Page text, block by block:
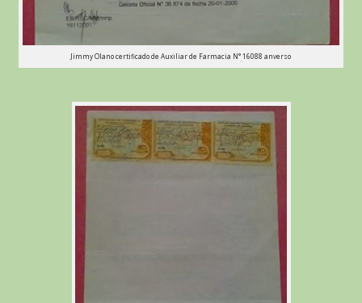
Jimmy Olano certificado de Auxiliar de Farmacia N° 16088 anverso